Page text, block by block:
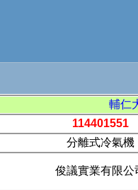
輔仁
114401551
分離式冷氣機
俊議實業有限公